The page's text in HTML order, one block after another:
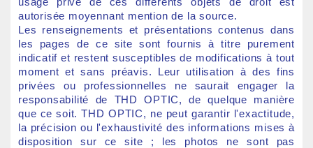
autorisée moyennant mention de la source.
Les renseignements et présentations contenus dans
les pages de ce site sont fournis à titre purement
indicatif et restent susceptibles de modifications à tout
moment et sans préavis. Leur utilisation à des fins
privées ou professionnelles ne saurait engager la
responsabilité de THD OPTIC, de quelque manière
que ce soit. THD OPTIC, ne peut garantir l'exactitude,
la précision ou l'exhaustivité des informations mises à
disposition sur ce site ; les photos ne sont pas